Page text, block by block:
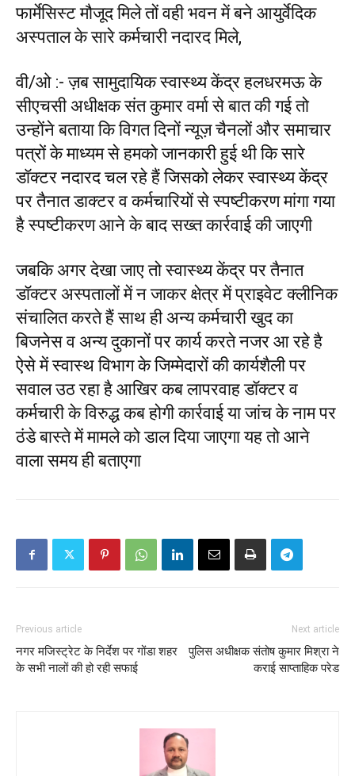
फार्मेसिस्ट मौजूद मिले तों वही भवन में बने आयुर्वेदिक
अस्पताल के सारे कर्मचारी नदारद मिले,
वी/ओ :- ज़ब सामुदायिक स्वास्थ्य केंद्र हलधरमऊ के
सीएचसी अधीक्षक संत कुमार वर्मा से बात की गई तो
उन्होंने बताया कि विगत दिनों न्यूज़ चैनलों और समाचार
पत्रों के माध्यम से हमको जानकारी हुई थी कि सारे
डॉक्टर नदारद चल रहे हैं जिसको लेकर स्वास्थ्य केंद्र
पर तैनात डाक्टर व कर्मचारियों से स्पष्टीकरण मांगा गया
है स्पष्टीकरण आने के बाद सख्त कार्रवाई की जाएगी
जबकि अगर देखा जाए तो स्वास्थ्य केंद्र पर तैनात
डॉक्टर अस्पतालों में न जाकर क्षेत्र में प्राइवेट क्लीनिक
संचालित करते हैं साथ ही अन्य कर्मचारी खुद का
बिजनेस व अन्य दुकानों पर कार्य करते नजर आ रहे है
ऐसे में स्वास्थ विभाग के जिम्मेदारों की कार्यशैली पर
सवाल उठ रहा है आखिर कब लापरवाह डॉक्टर व
कर्मचारी के विरुद्ध कब होगी कार्रवाई या जांच के नाम पर
ठंडे बास्ते में मामले को डाल दिया जाएगा यह तो आने
वाला समय ही बताएगा
Previous article
नगर मजिस्ट्रेट के निर्देश पर गोंडा शहर
के सभी नालों की हो रही सफाई
Next article
पुलिस अधीक्षक संतोष कुमार मिश्रा ने
कराई साप्ताहिक परेड